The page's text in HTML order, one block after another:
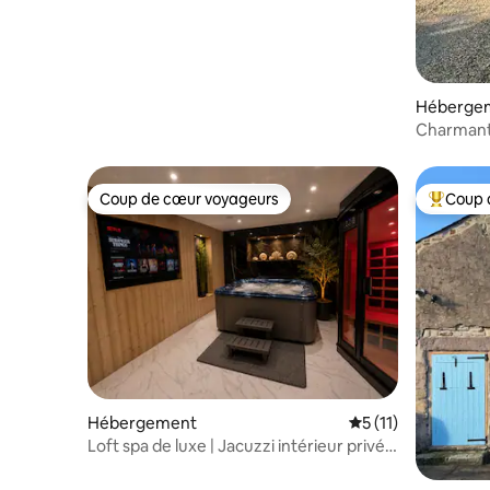
Coup de cœur voyageurs
Coup de cœur voyageurs
Hébergement Évaluation
5 (11)
Loft spa de luxe | Jacuzzi intérieur privé
Coups
Coup